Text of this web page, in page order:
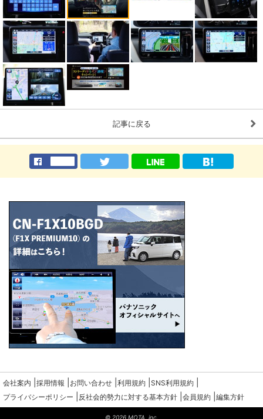
記事に戻る
会社案内 採用情報 お問い合わせ 利用規約 SNS利用規約
プライバシーポリシー 反社会的勢力に対する基本方針 会員規約 編集方針
© 2026 MOTA, inc.